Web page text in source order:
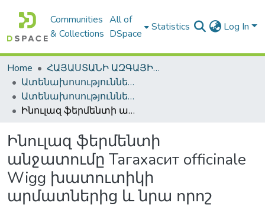
Communities
& Collections
All of
DSpace
Statistics Log In
Home
ՀԱՅԱՍՏԱՆԻ ԱԶԳԱՅԻՆ ԳՐԱԴԱՐԱՆԻ ԹՎԱՅԻՆ ՊԱՀՈՑ / DIGITAL REPOSITORY OF NLA
Ատենախոսություններ և սեղմագրեր / Theses & Abstracts
Ատենախոսություններ և սեղմագրեր / Theses & Abstracts
Ինուլազ ֆերմենտի անջատումը Тагахасит officinale Wigg խատուտիկի արմատներից և նրա որոշ ֆիզիկաքիմիական և կինետիկական հատկությունները / Obtaining of inulase enzyme from Taraxacum officinale Wigg dandelion roots and some of its physical-chemical and kinetic properties
Ինուլազ ֆերմենտի
անջատումը Тагахасит officinale
Wigg խատուտիկի
արմատներից և նրա որոշ